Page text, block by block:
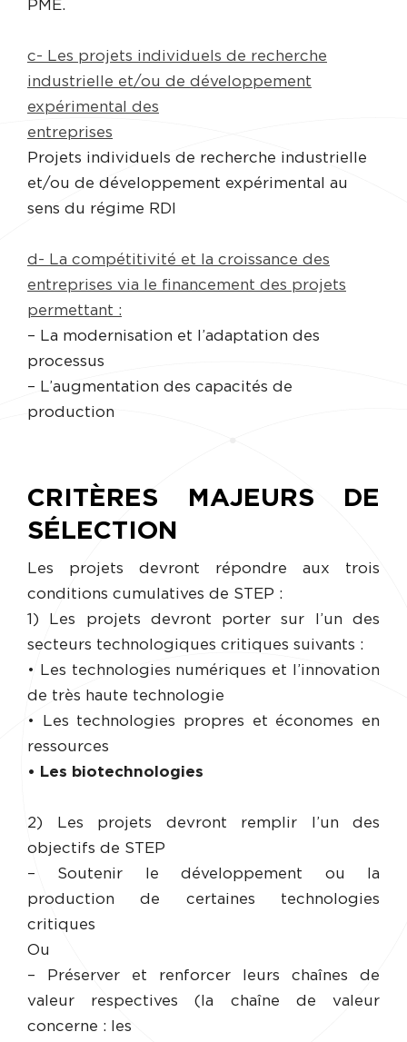
PME.
c- Les projets individuels de recherche
industrielle et/ou de développement
expérimental des
entreprises
Projets individuels de recherche industrielle
et/ou de développement expérimental au
sens du régime RDI
d- La compétitivité et la croissance des
entreprises via le financement des projets
permettant :
– La modernisation et l’adaptation des
processus
– L’augmentation des capacités de
production
CRITÈRES MAJEURS DE
SÉLECTION
Les projets devront répondre aux trois
conditions cumulatives de STEP :
1) Les projets devront porter sur l’un des
secteurs technologiques critiques suivants :
• Les technologies numériques et l’innovation
de très haute technologie
• Les technologies propres et économes en
ressources
• Les biotechnologies
2) Les projets devront remplir l’un des
objectifs de STEP
– Soutenir le développement ou la
production de certaines technologies
critiques
Ou
– Préserver et renforcer leurs chaînes de
valeur respectives (la chaîne de valeur
concerne : les